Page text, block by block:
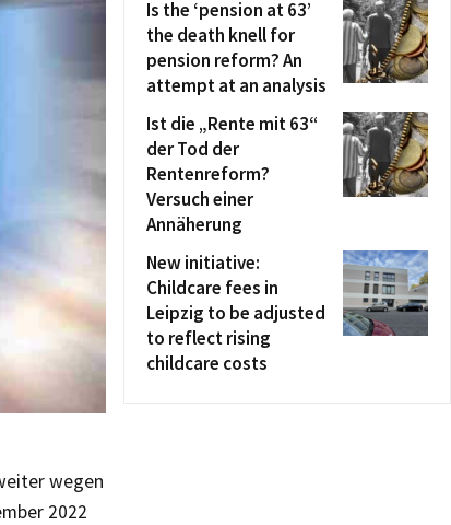
wegen
2022
Is the ‘pension at 63’
the death knell for
pension reform? An
attempt at an analysis
Ist die „Rente mit 63“
der Tod der
Rentenreform?
Versuch einer
Annäherung
New initiative:
Childcare fees in
Leipzig to be adjusted
to reflect rising
childcare costs